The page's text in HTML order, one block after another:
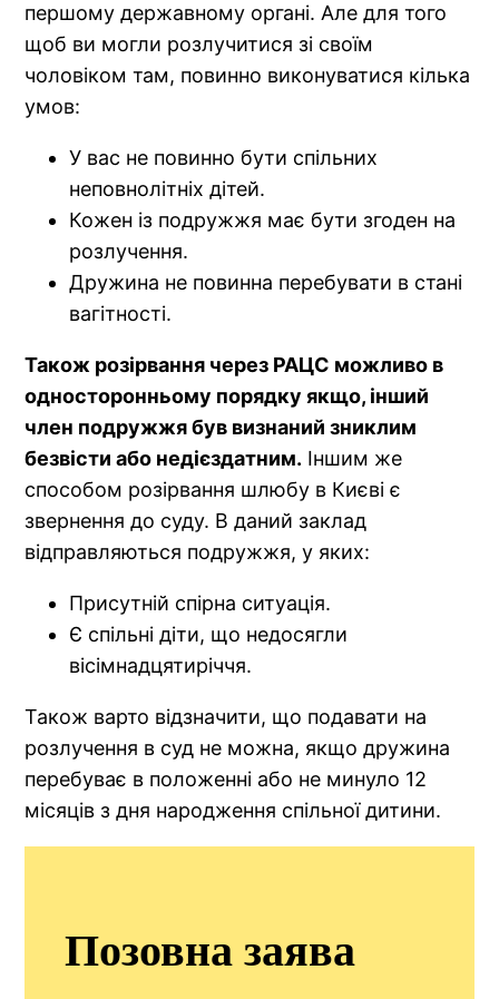
першому державному органі. Але для того
щоб ви могли розлучитися зі своїм
чоловіком там, повинно виконуватися кілька
умов:
У вас не повинно бути спільних
неповнолітніх дітей.
Кожен із подружжя має бути згоден на
розлучення.
Дружина не повинна перебувати в стані
вагітності.
Також розірвання через РАЦС можливо в
односторонньому порядку якщо, інший
член подружжя був визнаний зниклим
безвісти або недієздатним. Іншим же
способом розірвання шлюбу в Києві є
звернення до суду. В даний заклад
відправляються подружжя, у яких:
Присутній спірна ситуація.
Є спільні діти, що недосягли
вісімнадцятиріччя.
Також варто відзначити, що подавати на
розлучення в суд не можна, якщо дружина
перебуває в положенні або не минуло 12
місяців з дня народження спільної дитини.
Позовна заява